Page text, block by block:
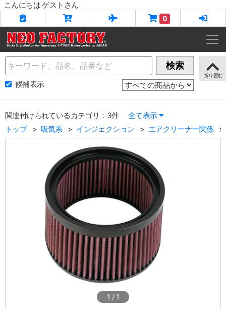
こんにちは ゲストさん
0
Name 検索
候補表示
関連付けられているカテゴリ：3件
全て表示
トップ
吸気系 インジェクション エアクリーナー関係
1 / 1